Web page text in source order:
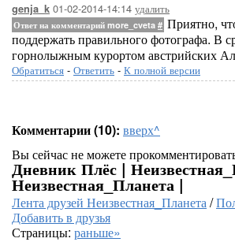
genja_k 01-02-2014-14:14 удалить
Ответ на комментарий more_cveta # Приятно,
поддержать правильного фотографа. В
горнолыжным курортом австрийских
Обратиться - Ответить - К полной версии
Комментарии (10): вверх^
Вы сейчас не можете
Дневник Плёс |
Неизвестная_Планета |
Лента друзей Неизвестная_Планета/
Добавить в друзья
Страницы: раньше»